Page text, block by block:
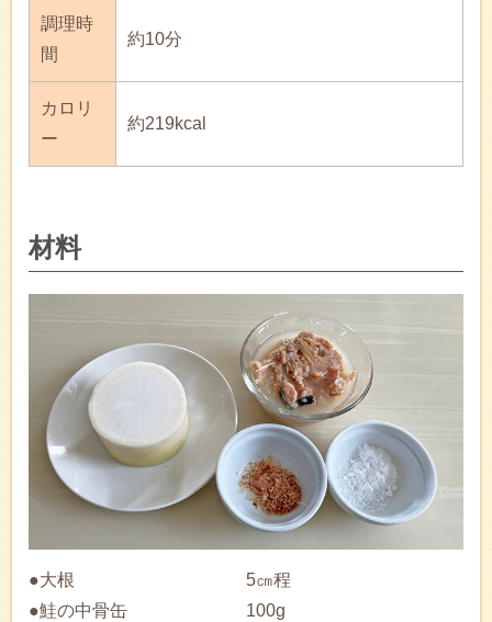
調理時
間
約10分
カロリ
ー
約219kcal
材料
●大根
●鮭の中骨缶
5㎝程
100g